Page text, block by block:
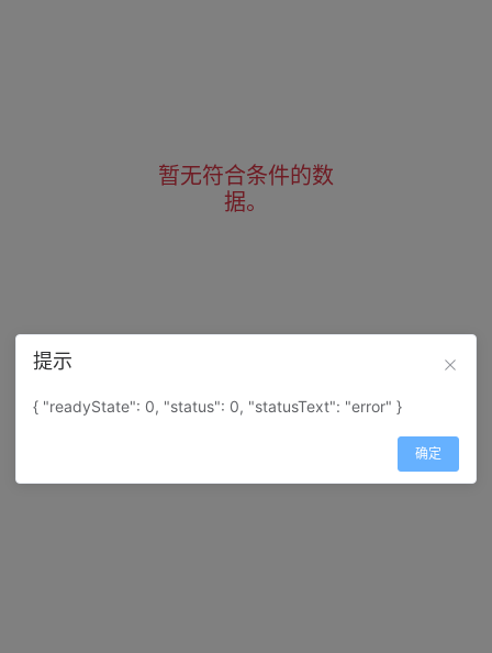
暂无符合条件的数
据。
提示
{ "readyState": 0, "status": 0, "statusText": "error" }
确定